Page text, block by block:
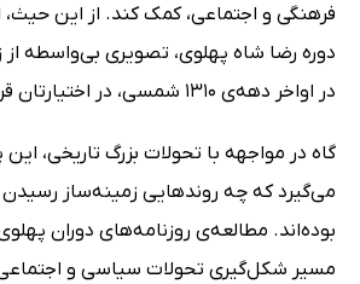
فرهنگی و اجتماعی، کمک کند. از این حیث،
دوره رضا شاه پهلوی، تصویری بی‌واسطه از
در اواخر دهه‌ی 1310 شمسی، در اختیارتان قرار می‌دهد.
گاه در مواجهه با تحولات بزرگ تاریخی،
می‌گیرد که چه روندهایی زمینه‌ساز
بوده‌اند. مطالعه‌ی روزنامه‌های دوران
مسیر شکل‌گیری تحولات سیاسی و اجتماعی